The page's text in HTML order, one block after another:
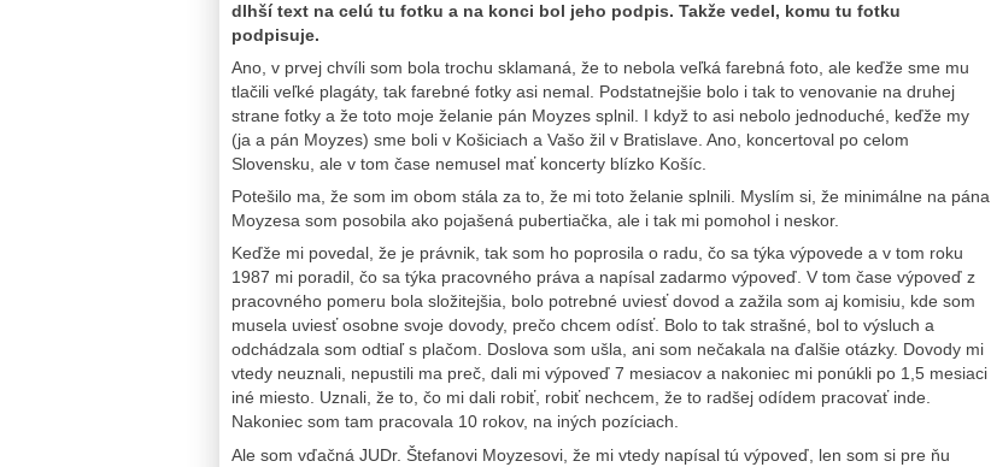
dlhší text na celú tu fotku a na konci bol jeho podpis. Takže vedel, komu tu fotku
podpisuje.
Ano, v prvej chvíli som bola trochu sklamaná, že to nebola veľká farebná foto, ale keďže sme mu
tlačili veľké plagáty, tak farebné fotky asi nemal. Podstatnejšie bolo i tak to venovanie na druhej
strane fotky a že toto moje želanie pán Moyzes splnil. I když to asi nebolo jednoduché, keďže my
(ja a pán Moyzes) sme boli v Košiciach a Vašo žil v Bratislave. Ano, koncertoval po celom
Slovensku, ale v tom čase nemusel mať koncerty blízko Košíc.
Potešilo ma, že som im obom stála za to, že mi toto želanie splnili. Myslím si, že minimálne na pána
Moyzesa som posobila ako pojašená pubertiačka, ale i tak mi pomohol i neskor.
Keďže mi povedal, že je právnik, tak som ho poprosila o radu, čo sa týka výpovede a v tom roku
1987 mi poradil, čo sa týka pracovného práva a napísal zadarmo výpoveď. V tom čase výpoveď z
pracovného pomeru bola složitejšia, bolo potrebné uviesť dovod a zažila som aj komisiu, kde som
musela uviesť osobne svoje dovody, prečo chcem odísť. Bolo to tak strašné, bol to výsluch a
odchádzala som odtiaľ s plačom. Doslova som ušla, ani som nečakala na ďalšie otázky. Dovody mi
vtedy neuznali, nepustili ma preč, dali mi výpoveď 7 mesiacov a nakoniec mi ponúkli po 1,5 mesiaci
iné miesto. Uznali, že to, čo mi dali robiť, robiť nechcem, že to radšej odídem pracovať inde.
Nakoniec som tam pracovala 10 rokov, na iných pozíciach.
Ale som vďačná JUDr. Štefanovi Moyzesovi, že mi vtedy napísal tú výpoveď, len som si pre ňu